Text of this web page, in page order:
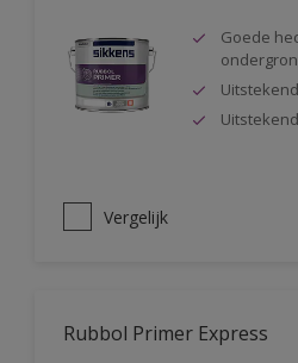
Goede
Vergelijk
Rubbol Primer Express